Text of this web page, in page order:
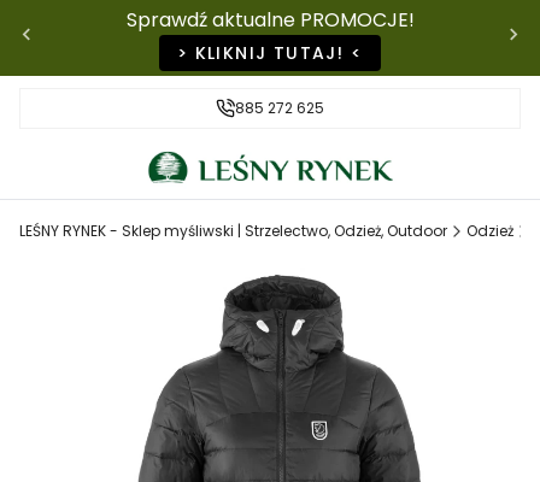
Sprawdź aktualne PROMOCJE!
> KLIKNIJ TUTAJ! <
885 272 625
LEŚNY RYNEK - Sklep myśliwski | Strzelectwo, Odzież, Outdoor Odzież